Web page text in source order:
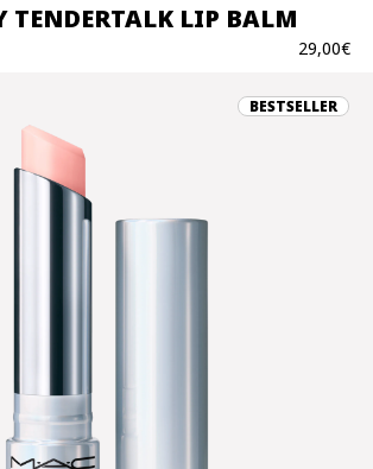
TENDERTALK LIP BALM
29,00€
BESTSELLER